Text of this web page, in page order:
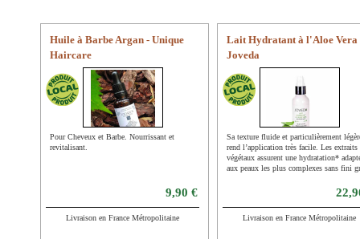
Huile à Barbe Argan - Unique
Haircare
Pour Cheveux et Barbe. Nourrissant et
revitalisant.
9,90 €
Livraison en France Métropolitaine
Lait Hydratant à l'Aloe Vera
Joveda
Sa texture fluide et particulièrement
rend l’application très facile. Les extraits
végétaux assurent une hydratation*
aux peaux les plus complexes sans fini
Livraison en France Métropolitaine